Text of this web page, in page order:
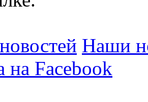
Наши
на Facebook